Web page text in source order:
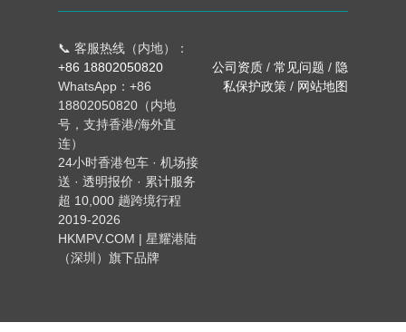
📞 客服热线（内地）：
+86 18802050820
WhatsApp：+86
18802050820（内地
号，支持香港/海外直
连）
24小时香港包车 · 机场接
送 · 透明报价 · 累计服务
超 10,000 趟跨境行程
2019-2026
HKMPV.COM | 星耀港陆
（深圳）旗下品牌
公司资质 / 常见问题 / 隐
私保护政策 / 网站地图